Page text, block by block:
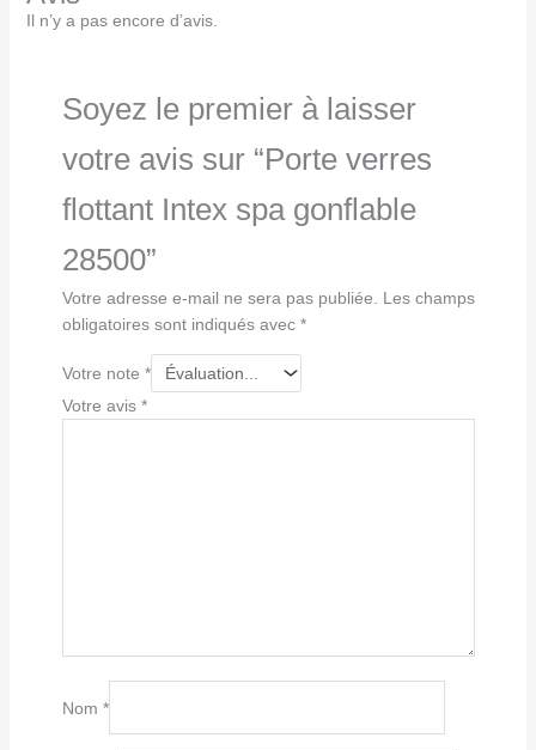
Il n’y a pas encore d’avis.
Soyez le premier à laisser
votre avis sur “Porte verres
flottant Intex spa gonflable
28500”
Votre adresse e-mail ne sera pas publiée.
Les champs
obligatoires sont indiqués avec *
Votre note *
Votre avis *
Nom *